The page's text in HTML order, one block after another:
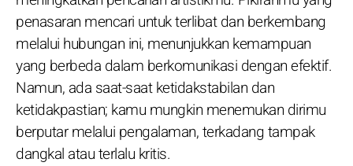
penasaran mencari untuk terlibat dan berkembang
melalui hubungan ini, menunjukkan kemampuan
yang berbeda dalam berkomunikasi dengan efektif.
Namun, ada saat-saat ketidakstabilan dan
ketidakpastian; kamu mungkin menemukan dirimu
berputar melalui pengalaman, terkadang tampak
dangkal atau terlalu kritis.